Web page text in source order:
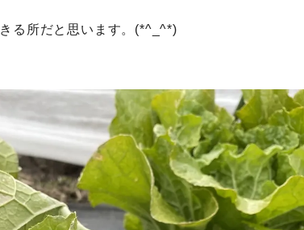
る所だと思います。(*^_^*)